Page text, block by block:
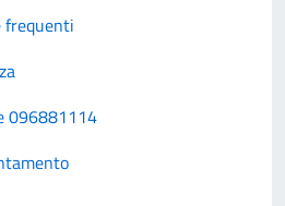
frequenti
096881114